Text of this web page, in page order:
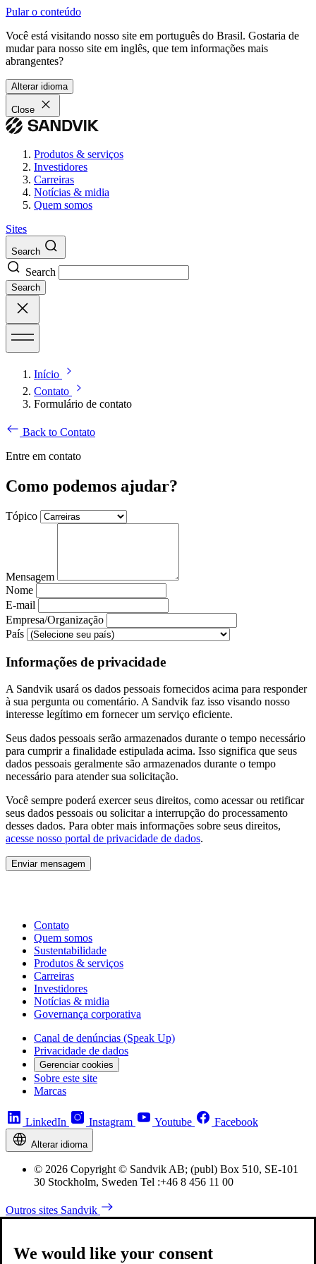
Pular o conteúdo
Você está visitando nosso site em português do Brasil. Gostaria de
mudar para nosso site em inglês, que tem informações mais
abrangentes?
Alterar idioma
Close
Produtos & serviços
Investidores
Carreiras
Notícias & midia
Quem somos
Sites
Search
Search
Search
Início
Contato
Formulário de contato
Back to Contato
Entre em contato
Como podemos ajudar?
Tópico
Mensagem
Nome
E-mail
Empresa/Organização
País
Informações de privacidade
A Sandvik usará os dados pessoais fornecidos acima para responder
à sua pergunta ou comentário. A Sandvik faz isso visando nosso
interesse legítimo em fornecer um serviço eficiente.
Seus dados pessoais serão armazenados durante o tempo necessário
para cumprir a finalidade estipulada acima. Isso significa que seus
dados pessoais geralmente são armazenados durante o tempo
necessário para atender sua solicitação.
Você sempre poderá exercer seus direitos, como acessar ou retificar
seus dados pessoais ou solicitar a interrupção do processamento
desses dados. Para obter mais informações sobre seus direitos,
acesse nosso portal de privacidade de dados.
Enviar mensagem
Contato
Quem somos
Sustentabilidade
Produtos & serviços
Carreiras
Investidores
Notícias & midia
Governança corporativa
Canal de denúncias (Speak Up)
Privacidade de dados
Gerenciar cookies
Sobre este site
Marcas
LinkedIn Instagram Youtube Facebook
Alterar idioma
© 2026 Copyright © Sandvik AB; (publ) Box 510, SE-101
30 Stockholm, Sweden Tel :+46 8 456 11 00
Outros sites Sandvik
We would like your consent